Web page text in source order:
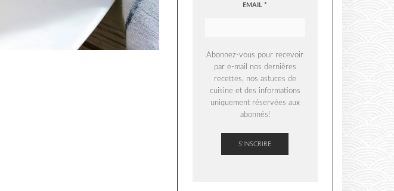
EMAIL*
Abonnez-vous pour recevoir
par e-mail nos dernières
recettes, nos astuces de
cuisine et des informations
uniquement réservées aux
abonnés!